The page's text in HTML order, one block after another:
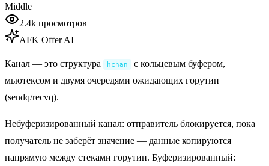
Middle
2.4k просмотров
AFK Offer AI
Канал — это структура hchan
с кольцевым буфером,
мьютексом и двумя очередями ожидающих горутин
(sendq/recvq).
Небуферизированный канал: отправитель блокируется, пока
получатель не заберёт значение — данные копируются
напрямую между стеками горутин. Буферизированный: